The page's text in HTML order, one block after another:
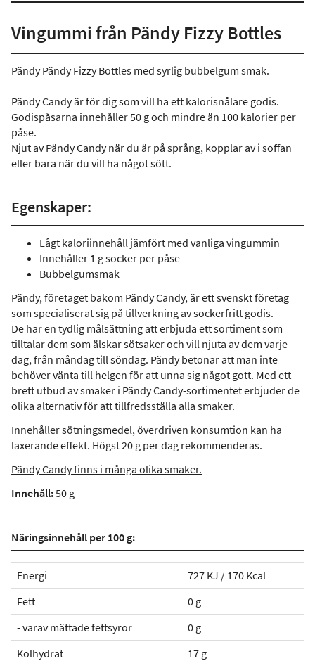
Vingummi från Pändy Fizzy Bottles
Pändy Pändy Fizzy Bottles med syrlig bubbelgum smak.
Pändy Candy är för dig som vill ha ett kalorisnålare godis.
Godispåsarna innehåller 50 g och mindre än 100 kalorier per
påse.
Njut av Pändy Candy när du är på språng, kopplar av i soffan
eller bara när du vill ha något sött.
Egenskaper:
Lågt kaloriinnehåll jämfört med vanliga vingummin
Innehåller 1 g socker per påse
Bubbelgumsmak
Pändy, företaget bakom Pändy Candy, är ett svenskt företag
som specialiserat sig på tillverkning av sockerfritt godis.
De har en tydlig målsättning att erbjuda ett sortiment som
tilltalar dem som älskar sötsaker och vill njuta av dem varje
dag, från måndag till söndag. Pändy betonar att man inte
behöver vänta till helgen för att unna sig något gott. Med ett
brett utbud av smaker i Pändy Candy-sortimentet erbjuder de
olika alternativ för att tillfredsställa alla smaker.
Innehåller sötningsmedel, överdriven konsumtion kan ha
laxerande effekt. Högst 20 g per dag rekommenderas.
Pändy Candy finns i många olika smaker.
Innehåll:50 g
Näringsinnehåll per 100 g:
Energi
727 KJ / 170 Kcal
Fett
0 g
- varav mättade fettsyror
0 g
Kolhydrat
17 g